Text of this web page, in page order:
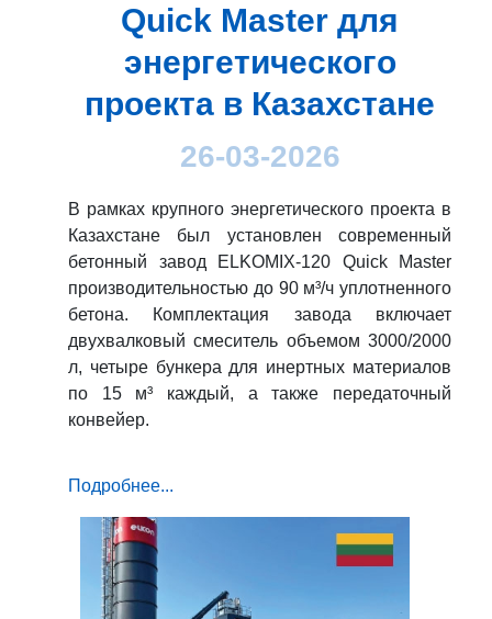
Quick Master для
энергетического
проекта в Казахстане
26-03-2026
В рамках крупного энергетического проекта в
Казахстане был установлен современный
бетонный завод ELKOMIX-120 Quick Master
производительностью до 90 м³/ч уплотненного
бетона. Комплектация завода включает
двухвалковый смеситель объемом 3000/2000
л, четыре бункера для инертных материалов
по 15 м³ каждый, а также передаточный
конвейер.
Подробнее...